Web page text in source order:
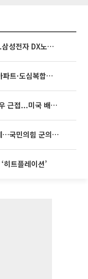
3445억 자사주 지급 마쳤는데...삼성전자 DX노조, 뒤늦은 '떼쓰기 집회'
영끌 '주택공급' 대책 임박⋯비아파트·도심복합까지 총동원
이란 “호르무즈 새 항로 합의 매우 근접...미국 배상 먼저”
우성빈 기장군수 ‘유튜브 정치’에…국민의힘 군의원들 집단 반발
트플레이션’